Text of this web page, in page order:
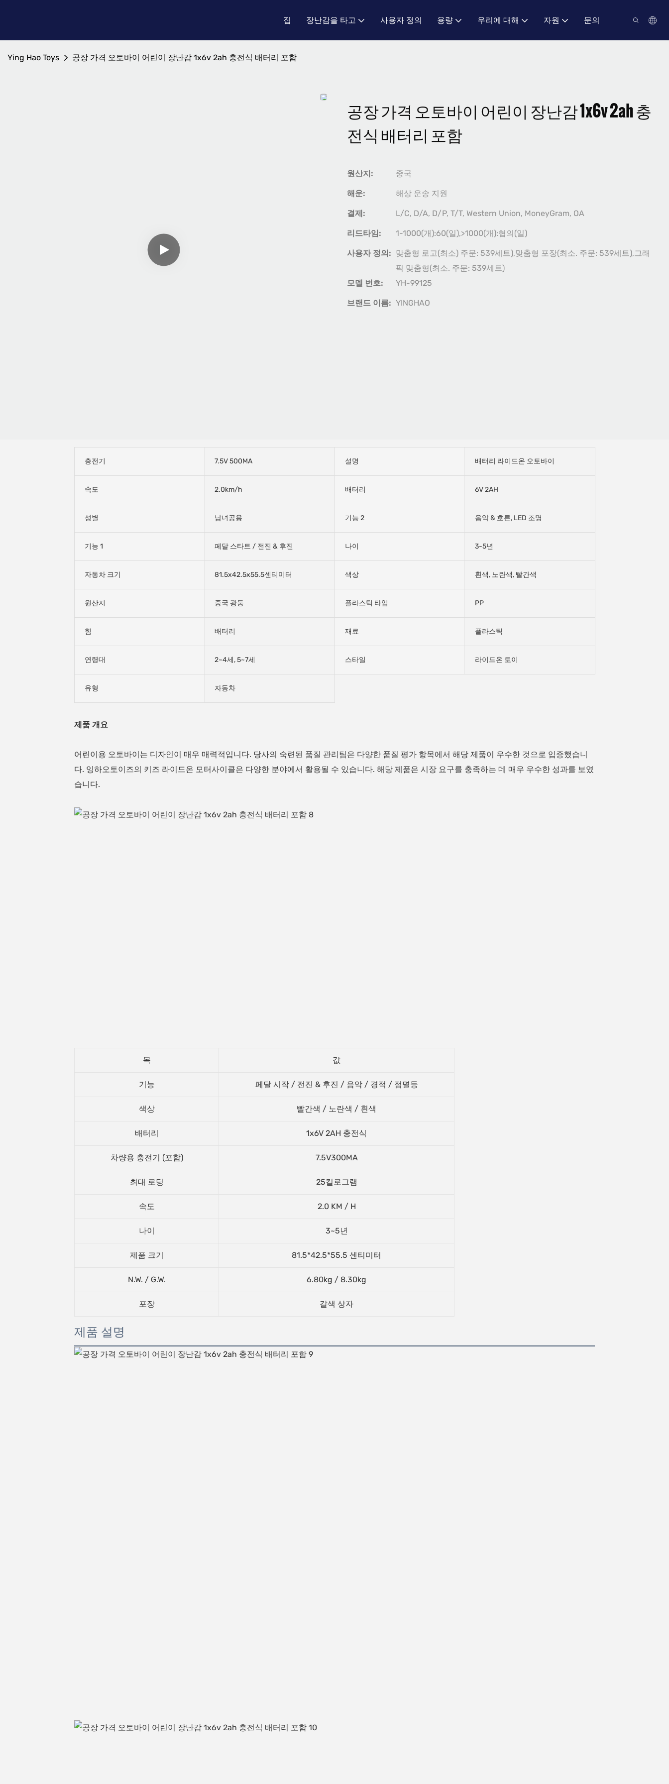
집 장난감을 타고 사용자 정의 용량 우리에 대해 자원 문의
Ying Hao Toys 공장 가격 오토바이 어린이 장난감 1x6v 2ah 충전식 배터리 포함
공장 가격 오토바이 어린이 장난감 1x6v 2ah 충
전식 배터리 포함
원산지: 중국
해운: 해상 운송 지원
결제: L/C, D/A, D/P, T/T, Western Union, MoneyGram, OA
리드타임: 1-1000(개):60(일),>1000(개):협의(일)
사용자 정의: 맞춤형 로고(최소) 주문: 539세트),맞춤형 포장(최소. 주문: 539세트),그래
픽 맞춤형(최소. 주문: 539세트)
모델 번호:
YH-99125
브랜드 이름: YINGHAO
충전기 7.5V 500MA 설명 배터리 라이드온 오토바이
속도 2.0km/h 배터리 6V 2AH
성별 남녀공용 기능 2 음악 & 호른, LED 조명
기능 1 페달 스타트 / 전진 & 후진 나이 3-5년
자동차 크기 81.5x42.5x55.5센티미터 색상 흰색, 노란색, 빨간색
원산지 중국 광둥 플라스틱 타입 PP
힘 배터리 재료 플라스틱
연령대 2~4세, 5~7세 스타일 라이드온 토이
유형 자동차
제품 개요
어린이용 오토바이는 디자인이 매우 매력적입니다. 당사의 숙련된 품질 관리팀은 다양한 품질 평가 항목에서 해당 제품이 우수한 것으로 입증했습니
다. 잉하오토이즈의 키즈 라이드온 모터사이클은 다양한 분야에서 활용될 수 있습니다. 해당 제품은 시장 요구를 충족하는 데 매우 우수한 성과를 보였
습니다.
목 값
기능 페달 시작 / 전진 & 후진 / 음악 / 경적 / 점멸등
색상 빨간색 / 노란색 / 흰색
배터리 1x6V 2AH 충전식
차량용 충전기 (포함) 7.5V300MA
최대 로딩 25킬로그램
속도 2.0 KM / H
나이 3~5년
제품 크기 81.5*42.5*55.5 센티미터
N.W. / G.W. 6.80kg / 8.30kg
포장 갈색 상자
제품 설명